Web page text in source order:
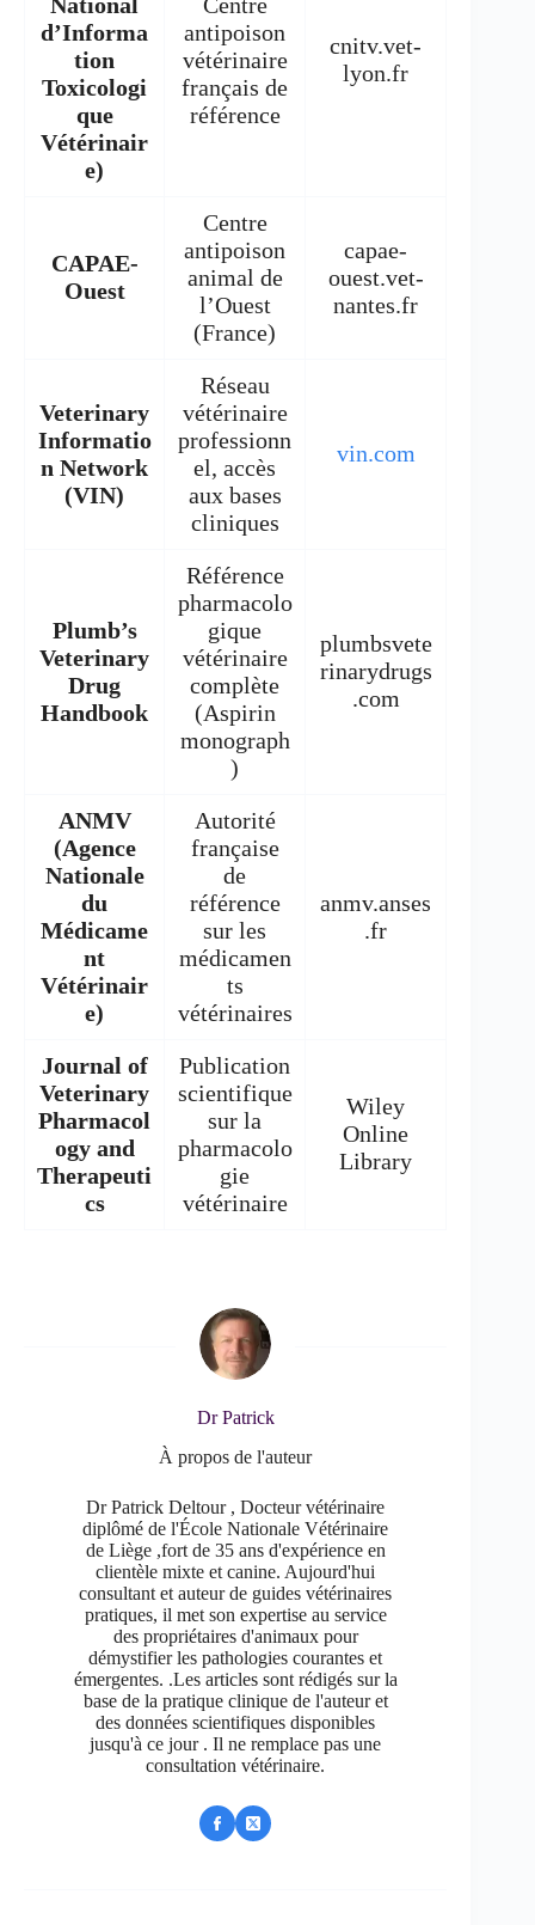
d’Informa
tion
Toxicologi
que
Vétérinair
e)
antipoison
vétérinaire
français de
référence
cnitv.vet-
lyon.fr
CAPAE-
Ouest
Centre
antipoison
animal de
l’Ouest
(France)
capae-
ouest.vet-
nantes.fr
Veterinary
Informatio
n Network
(VIN)
Réseau
vétérinaire
professionn
el, accès
aux bases
cliniques
vin.com
Plumb’s
Veterinary
Drug
Handbook
Référence
pharmacolo
gique
vétérinaire
complète
(Aspirin
monograph
)
plumbsvete
rinarydrugs
.com
ANMV
(Agence
Nationale
du
Médicame
nt
Vétérinair
e)
Autorité
française
de
référence
sur les
médicamen
ts
vétérinaires
anmv.anses
.fr
Journal of
Veterinary
Pharmacol
ogy and
Therapeuti
cs
Publication
scientifique
sur la
pharmacolo
gie
vétérinaire
Wiley
Online
Library
Dr Patrick
À propos de l'auteur
Dr Patrick Deltour , Docteur vétérinaire
diplômé de l'École Nationale Vétérinaire
de Liège ,fort de 35 ans d'expérience en
clientèle mixte et canine. Aujourd'hui
consultant et auteur de guides vétérinaires
pratiques, il met son expertise au service
des propriétaires d'animaux pour
démystifier les pathologies courantes et
émergentes. .Les articles sont rédigés sur la
base de la pratique clinique de l'auteur et
des données scientifiques disponibles
jusqu'à ce jour . Il ne remplace pas une
consultation vétérinaire.